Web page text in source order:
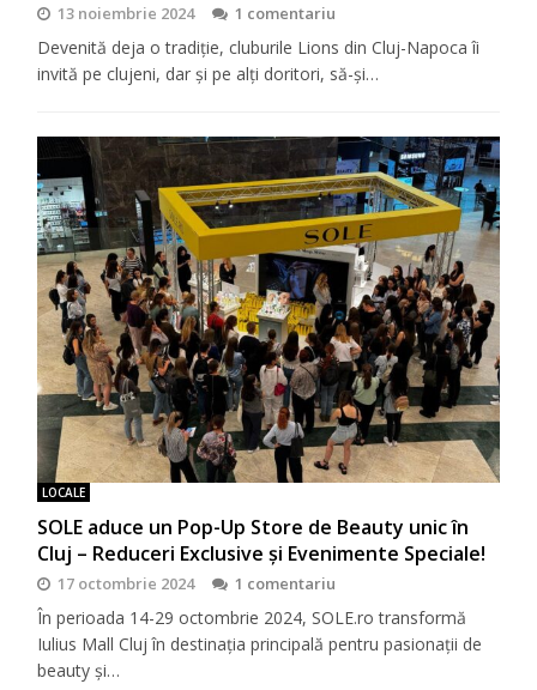
13 noiembrie 2024 1 comentariu
Devenită deja o tradiţie, cluburile Lions din Cluj-Napoca îi
invită pe clujeni, dar şi pe alţi doritori, să-şi…
LOCALE
SOLE aduce un Pop-Up Store de Beauty unic în
Cluj – Reduceri Exclusive și Evenimente Speciale!
17 octombrie 2024 1 comentariu
În perioada 14-29 octombrie 2024, SOLE.ro transformă
Iulius Mall Cluj în destinația principală pentru pasionații de
beauty și…